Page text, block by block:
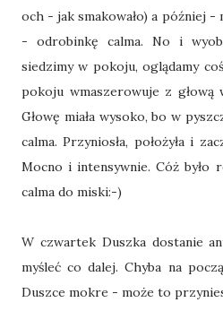
och - jak smakowało) a później
- odrobinkę calma. No i
siedzimy w pokoju, oglądamy
pokoju wmaszerowuje z głową
Głowę miała wysoko, bo w
calma. Przyniosła, położyła i
Mocno i intensywnie. Cóż było
calma do miski:-)
W czwartek Duszka dostanie
myśleć co dalej. Chyba na
Duszce mokre - może to